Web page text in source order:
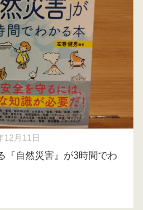
12月11日
『自然災害』が3時間でわ